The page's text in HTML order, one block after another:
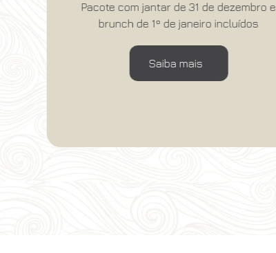
Pacote com jantar de 31 de dezembro e
brunch de 1º de janeiro incluídos
Saiba mais